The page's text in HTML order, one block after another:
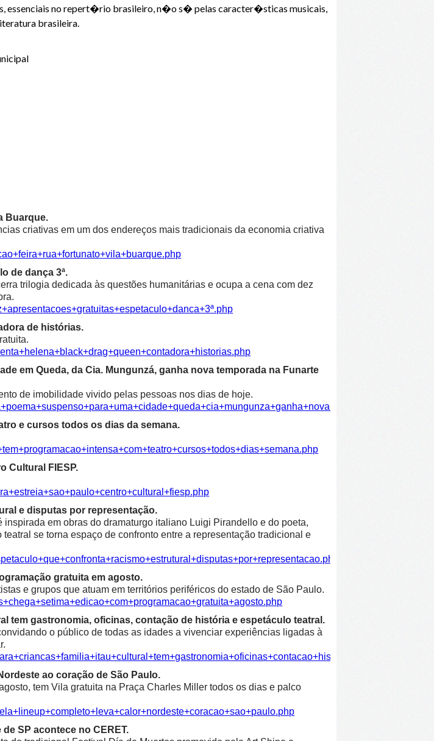
no repert�rio brasileiro, n�o s� pelas caracter�sticas musicais,
brasileira.
Buarque.
criativas em um dos endereços mais tradicionais da economia criativa
de dança 3ª.
trilogia dedicada às questões humanitárias e ocupa a cena com dez
de histórias.
em Queda, da Cia. Mungunzá, ganha nova temporada na Funarte
de imobilidade vivido pelas pessoas nos dias de hoje.
e cursos todos os dias da semana.
Cultural FIESP.
e disputas por representação.
em obras do dramaturgo italiano Luigi Pirandello e do poeta,
se torna espaço de confronto entre a representação tradicional e
gratuita em agosto.
e grupos que atuam em territórios periféricos do estado de São Paulo.
tem gastronomia, oficinas, contação de história e espetáculo teatral.
o público de todas as idades a vivenciar experiências ligadas à
ao coração de São Paulo.
tem Vila gratuita na Praça Charles Miller todos os dias e palco
SP acontece no CERET.